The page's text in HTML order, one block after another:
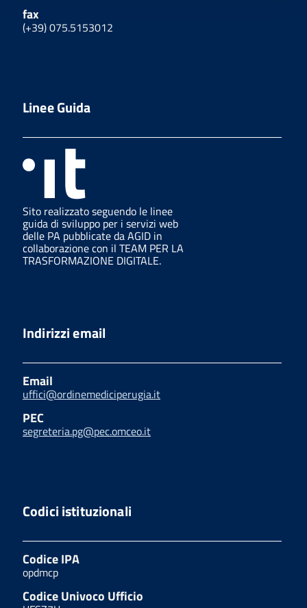
fax
(+39) 075.5153012
Linee Guida
Sito realizzato seguendo le linee
guida di sviluppo per i servizi web
delle PA pubblicate da AGID in
collaborazione con il TEAM PER LA
TRASFORMAZIONE DIGITALE.
Indirizzi email
Email
uffici@ordinemediciperugia.it
PEC
segreteria.pg@pec.omceo.it
Codici istituzionali
Codice IPA
opdmcp
Codice Univoco Ufficio